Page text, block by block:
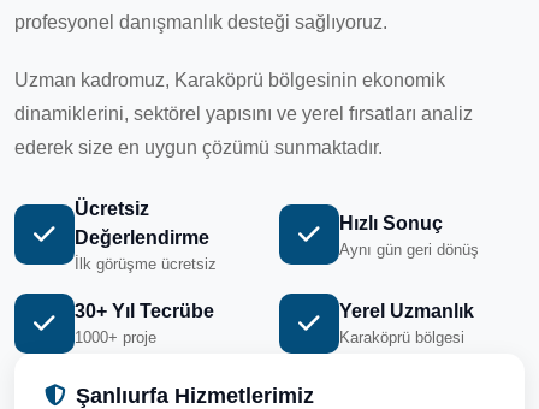
profesyonel danışmanlık desteği sağlıyoruz.
Uzman kadromuz, Karaköprü bölgesinin ekonomik
dinamiklerini, sektörel yapısını ve yerel fırsatları analiz
ederek size en uygun çözümü sunmaktadır.
Ücretsiz
Değerlendirme
İlk görüşme ücretsiz
Hızlı Sonuç
Aynı gün geri dönüş
30+ Yıl Tecrübe
1000+ proje
Yerel Uzmanlık
Karaköprü bölgesi
Şanlıurfa Hizmetlerimiz